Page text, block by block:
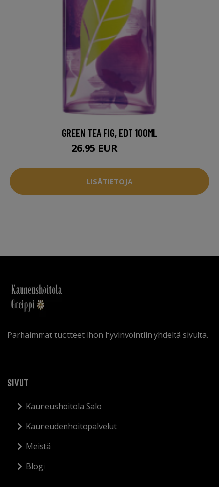
GREEN TEA FIG, EDT 100ML
26.95 EUR
LISÄTIETOJA
Parhaimmat tuotteet ihon hyvinvointiin yhdeltä sivulta.
SIVUT
Kauneushoitola Salo
Kauneudenhoitopalvelut
Meistä
Blogi